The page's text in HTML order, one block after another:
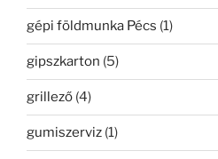
gépi földmunka Pécs (1)
gipszkarton (5)
grillező (4)
gumiszerviz (1)